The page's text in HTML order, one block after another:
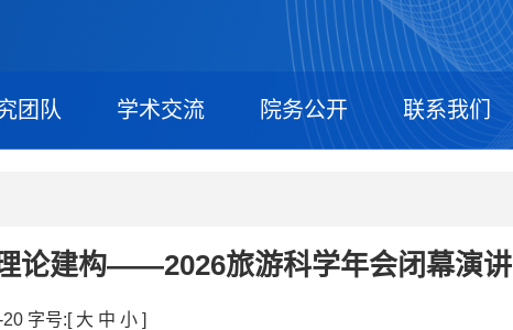
团队 学术交流 院务公开 联系我们
论建构——2026旅游科学年会闭幕演讲
字号:[ 大 中 小 ]